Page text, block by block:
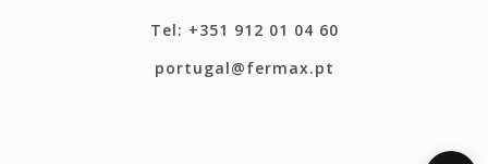
Tel: +351 912 01 04 60
portugal@fermax.pt